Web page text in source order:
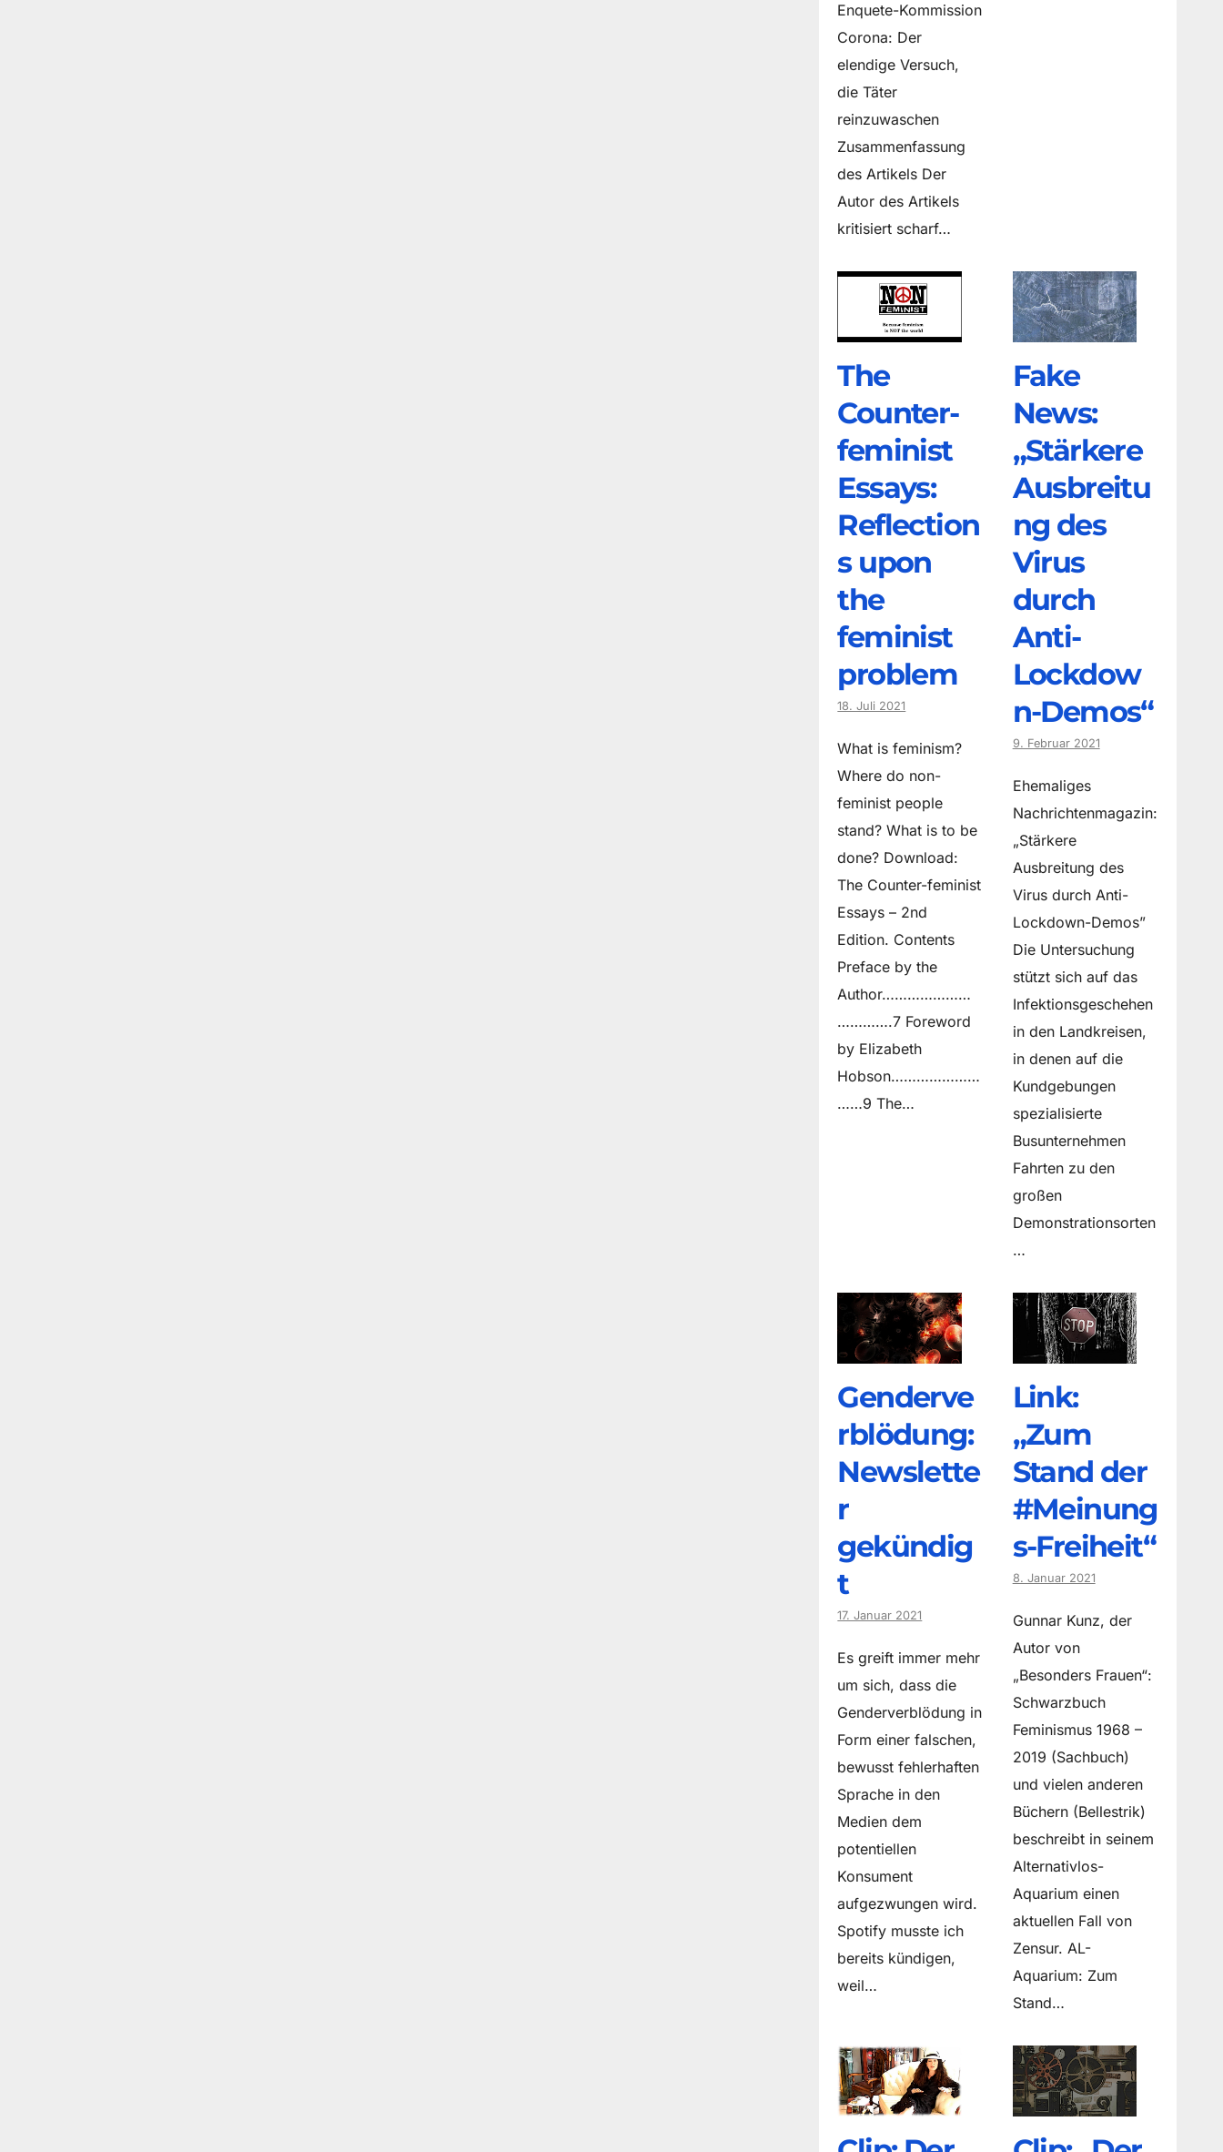
Enquete-Kommission
Corona: Der
elendige Versuch,
die Täter
reinzuwaschen
Zusammenfassung
des Artikels Der
Autor des Artikels
kritisiert scharf…
The
Counter­
feminist
Essays:
Reflection
s upon
the
feminist
problem
18. Juli 2021
What is feminism?
Where do non­
feminist people
stand? What is to be
done? Download:
The Counter-feminist
Essays – 2nd
Edition. Contents
Preface by the
Author…………………
………….7 Foreword
by Elizabeth
Hobson…………………
……9 The…
Fake
News:
„Stärkere
Ausbreitu
ng des
Virus
durch
Anti-
Lockdow
n-Demos“
9. Februar 2021
Ehemaliges
Nachrichtenmagazin:
„Stärkere
Ausbreitung des
Virus durch Anti-
Lockdown-Demos”
Die Untersuchung
stützt sich auf das
Infektionsgeschehen
in den Landkreisen,
in denen auf die
Kundgebungen
spezialisierte
Busunternehmen
Fahrten zu den
großen
Demonstrationsorten
…
Genderve
rblödung:
Newslette
r
gekündig
t
17. Januar 2021
Es greift immer mehr
um sich, dass die
Genderverblödung in
Form einer falschen,
bewusst fehlerhaften
Sprache in den
Medien dem
potentiellen
Konsument
aufgezwungen wird.
Spotify musste ich
bereits kündigen,
weil…
Link:
„Zum
Stand der
#Meinung
s-Freiheit“
8. Januar 2021
Gunnar Kunz, der
Autor von
„Besonders Frauen“:
Schwarzbuch
Feminismus 1968 –
2019 (Sachbuch)
und vielen anderen
Büchern (Bellestrik)
beschreibt in seinem
Alternativlos-
Aquarium einen
aktuellen Fall von
Zensur. AL-
Aquarium: Zum
Stand…